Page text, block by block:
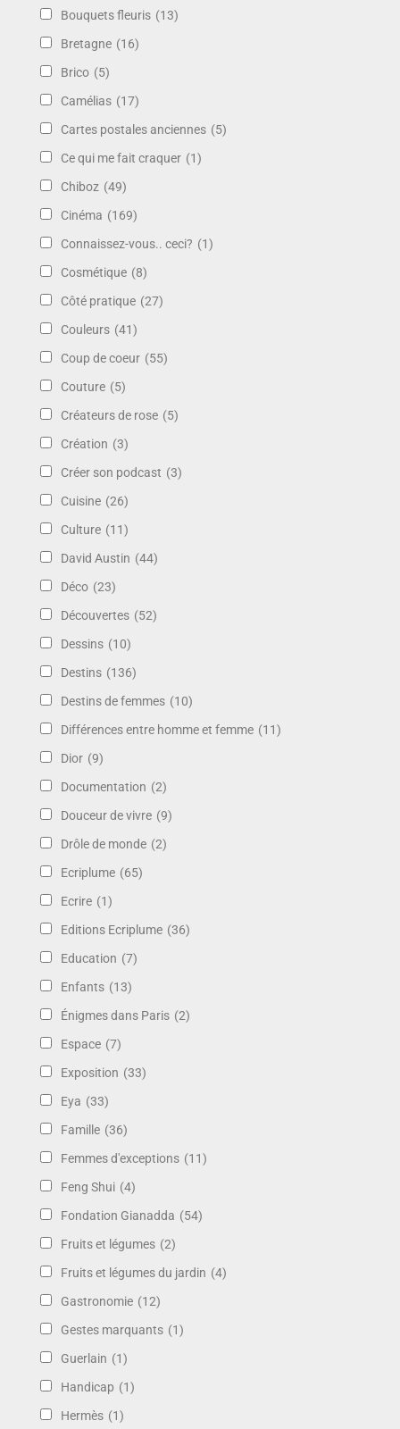
Bouquets fleuris (13)
Bretagne (16)
Brico (5)
Camélias (17)
Cartes postales anciennes (5)
Ce qui me fait craquer (1)
Chiboz (49)
Cinéma (169)
Connaissez-vous.. ceci? (1)
Cosmétique (8)
Côté pratique (27)
Couleurs (41)
Coup de coeur (55)
Couture (5)
Créateurs de rose (5)
Création (3)
Créer son podcast (3)
Cuisine (26)
Culture (11)
David Austin (44)
Déco (23)
Découvertes (52)
Dessins (10)
Destins (136)
Destins de femmes (10)
Différences entre homme et femme (11)
Dior (9)
Documentation (2)
Douceur de vivre (9)
Drôle de monde (2)
Ecriplume (65)
Ecrire (1)
Editions Ecriplume (36)
Education (7)
Enfants (13)
Énigmes dans Paris (2)
Espace (7)
Exposition (33)
Eya (33)
Famille (36)
Femmes d'exceptions (11)
Feng Shui (4)
Fondation Gianadda (54)
Fruits et légumes (2)
Fruits et légumes du jardin (4)
Gastronomie (12)
Gestes marquants (1)
Guerlain (1)
Handicap (1)
Hermès (1)